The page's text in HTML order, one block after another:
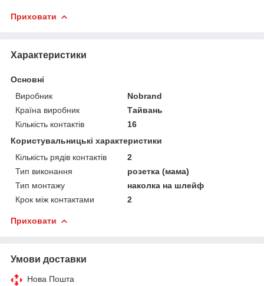
Приховати
Характеристики
Основні
Виробник
Nobrand
Країна виробник
Тайвань
Кількість контактів
16
Користувальницькі характеристики
Кількість рядів контактів
2
Тип виконання
розетка (мама)
Тип монтажу
наколка на шлейф
Крок між контактами
2
Приховати
Умови доставки
Нова Пошта